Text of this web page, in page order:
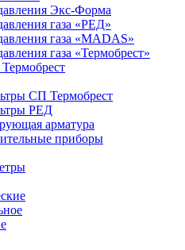
Экс-Форма
газа «РЕД»
газа «MADAS»
газа «Термобрест»
СП Термобрест
РЕД
арматура
приборы